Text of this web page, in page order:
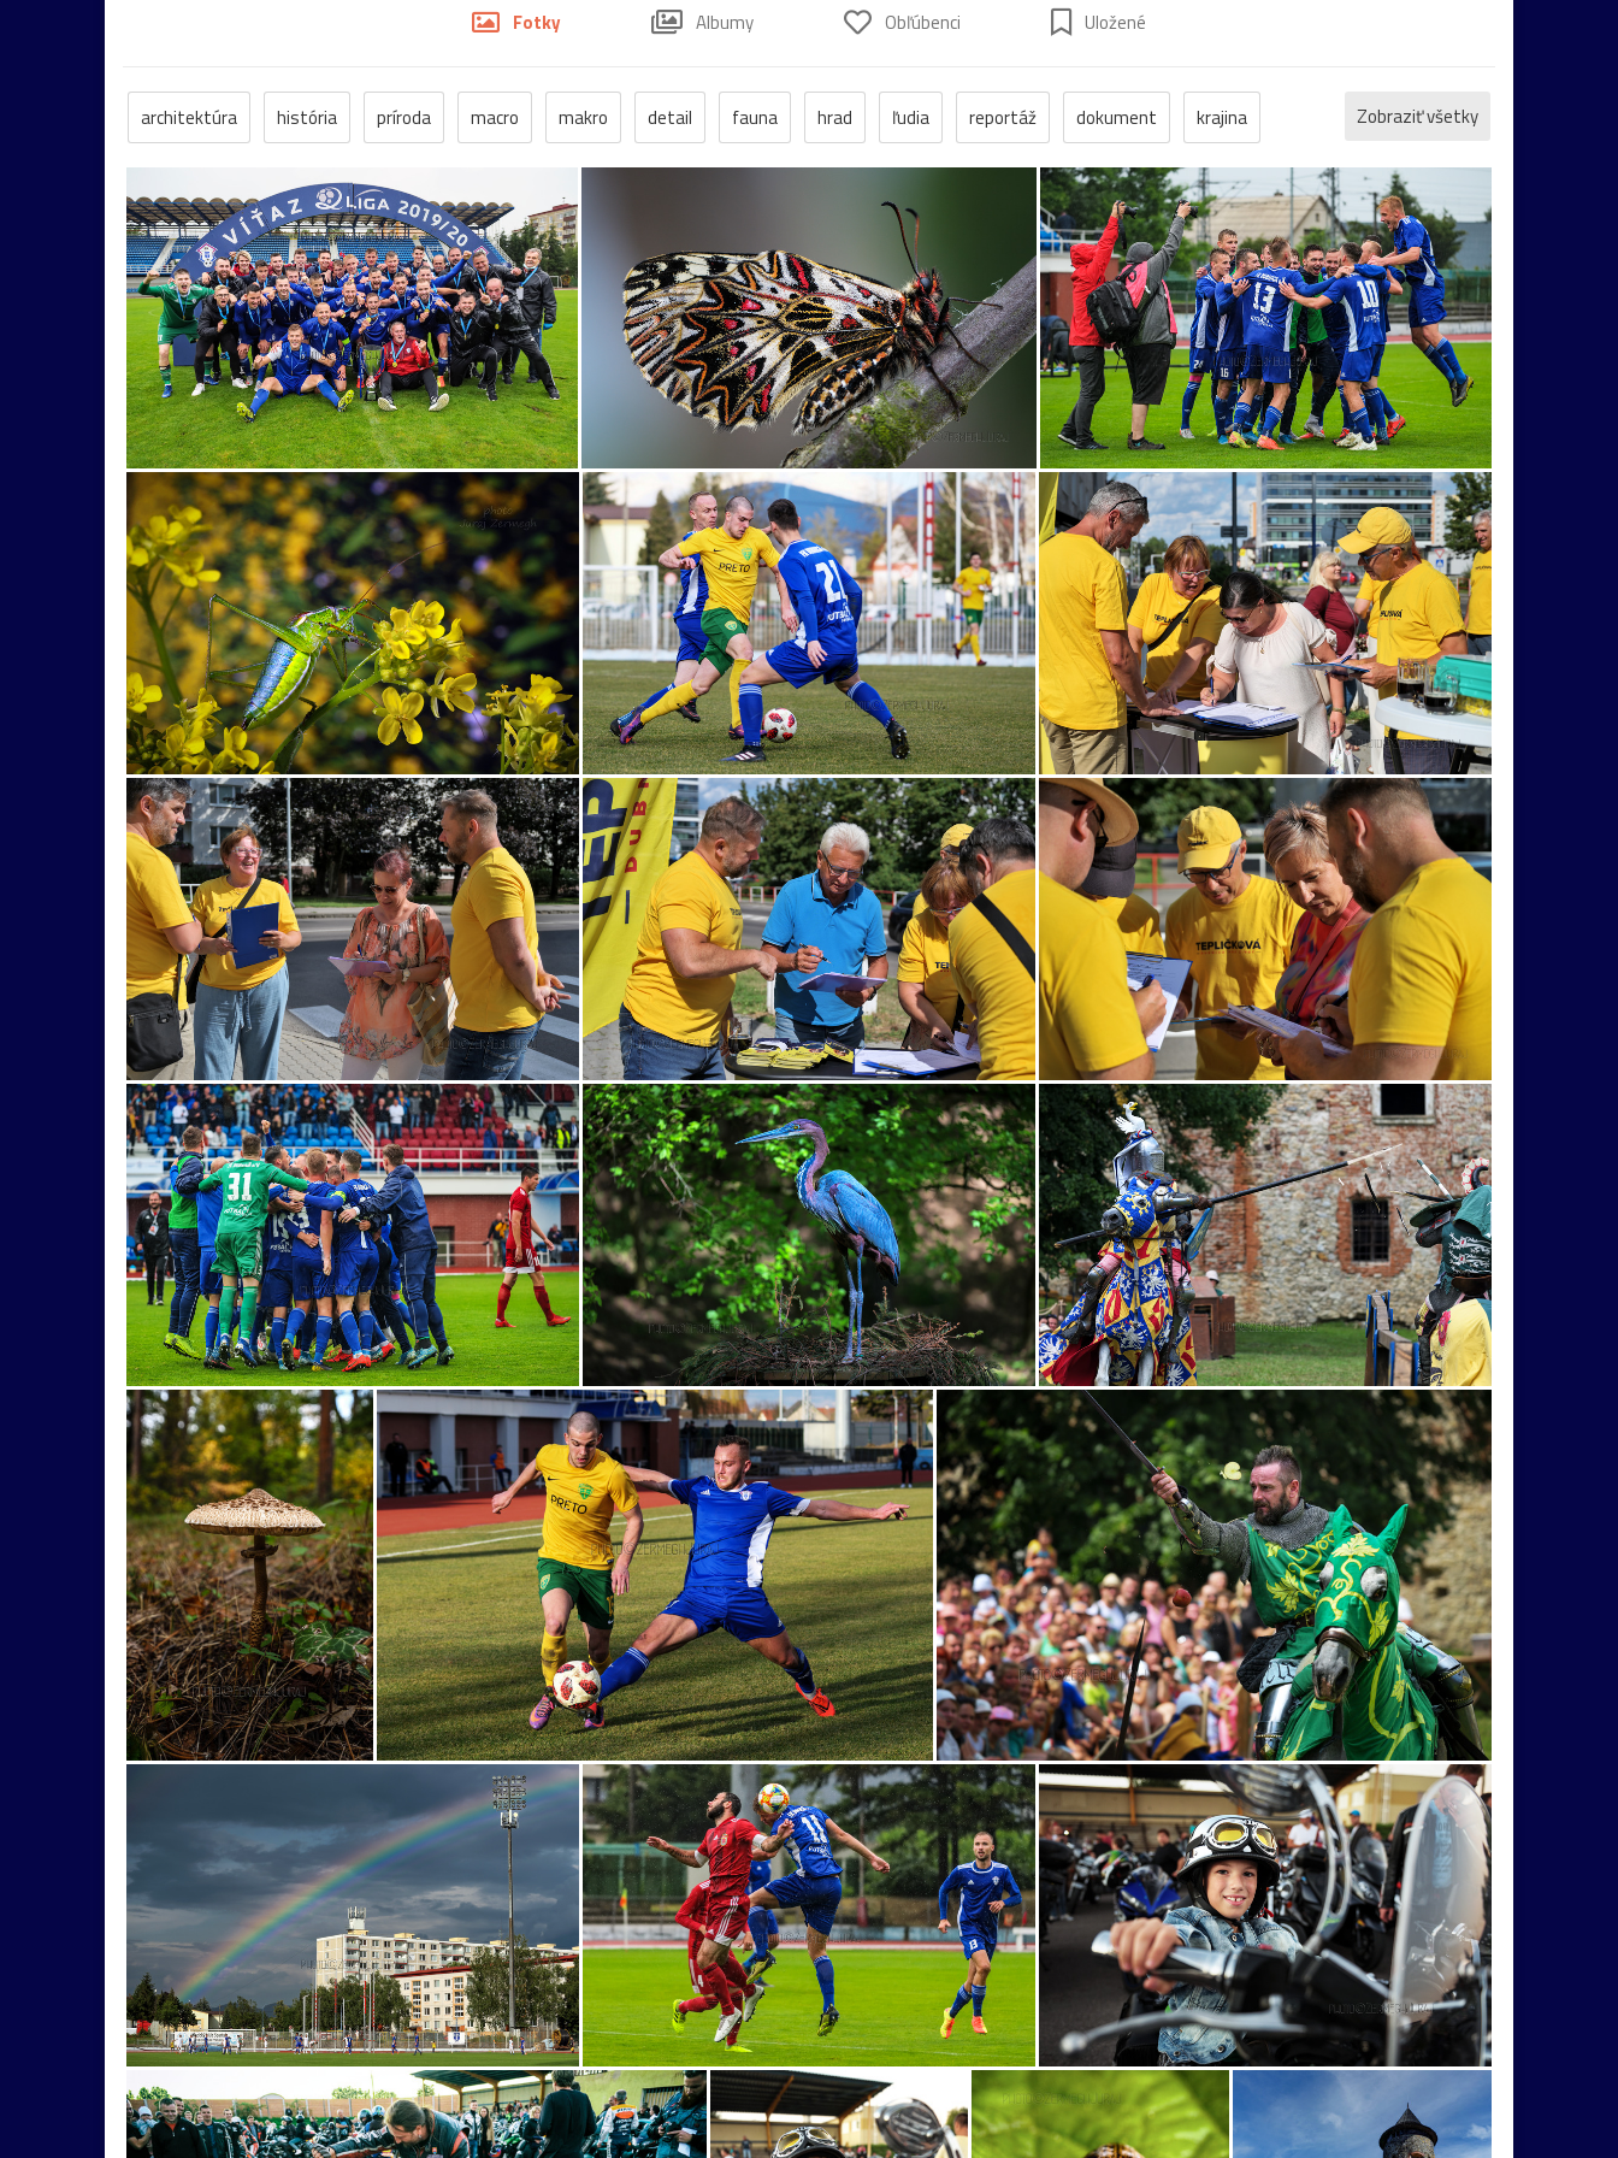
Fotky Albumy Obľúbenci Uložené
Zobraziť všetky
architektúra história príroda macro makro detail fauna hrad ľudia reportáž dokument krajina
človek Trenčín motýľ kostol Banská koncert
krajinka hudba Štiavnica futbal les socha žaba cvak cyklistika dedina
kaštieľ umenie kaplnka Košice žena Bojnice dievča kalvária Nitra vážka folklór kaktus lietava noc portrét
ulica Bazilika jar kostolík kultúra podvečer ropucha Betliar festival námestie Praha street technika večer
výhľad zima Botany Ilava Levoča Butkov drevenice drevo Dubnica_nad_Váhom Hrušov Kvašov Ľubovňa obojživelník
panning preteky Sagan ŠKSlovanBratislava Slovan Slovensko TJSpartakKvašov Topoľčany unesco Vršatec Fiľakovo
Haluzice kameň most tiesňava Trnava Uhrovec vták Beckov Bytča fotografia húsenica kvet Martin múzeum
muzikant oheň politik speváčka spring Váh veža Vlkolínec ZTS 12.storočie Brumov Budatín dom Gladiátor
Gýmeš hory klobúk Kotleba kúpele lietadlo ĽSNS OkoloSlovenska2021 oltár pes rybník šidlo skokan Slavín
Strečno Teplice tradície turistická turistika Vianoce voľby abstrakt auto betlehem Bystrica cesta deti dieťa
drevenica grafika grotta hľadajzmyseltvojejfotografie! hokej Hradčany chlap chlapec KatarínaKnechtová kobylka koncertovka
láska minimal model modlivka Morava oslava pamätník PeterSagan protestujúci rock show sochy spevák strom
tanečnica TrenčianskeTeplice vidlochvost zámok Žilina ZŤSDubnica zviera advent ajfotkabymalamaťzmysel Andrej atmosféra
autocross bezupatlaniavsofte blato Bylnice Čachtice Čičmany cintorín ďakujeme dievčatá Fico Floyd fotkamámaťzmysel
gitarista hasič hmys hudobník jazerá kaktusy karikatúra Kremnica kríž kvety leto lišaj Luhačovice mobil
mobilom modelár Motorka muži nočnáfoto nočnáfotografia nový Oponice Pink pivo počasie pomník potok
Považie prestaňfotiťgýč! priemysel revival Robert robotníci rosnička rozprávka šidielko Skalka skaly sklenník
SlovnaftCup SpartanRace starý štvorec svetlo synagóga Tematín továreň UEFA urban urbex vnocisakvetinkyzlefotia!
výlet vystúpenie zeleň ženy 17.10.2020 1máj ajfotkabymalamaťsvojzmysel analóg atletika atrakcia bager Bachledka
benefícia bicykel Blaha blázonriaditentoštát! Bradlo buk ČervenýKameň corona cyklista cyklomost dáma Dara
Desmod DFF diváci Dobrávoda dôchodca dravec fontána fotoreport glamour gýčovka gymnastika gymnastka haluz
hasiči hora hra hradGýmeš hríb huba chrám chrobák IBO IBOvka industrial inline inlinehokej jazdec jazero
jazierko jedlo katedrála Kmeť kôň koncer koncerovka kopec kováč Kuli labuť labute Lednické lekno letisko
liberáli lopata MaláStrana Mária MarianKotleba medveď medvede mohyla monument moon motorky novýhrad
odbory okno Orava Orlové oslobodenie pamiatka PartizánCUP patrónka Podhradie PodskalskýRoháč polícia politika
PovažskáBystrica práca pracujúci predstavenie prezident Primaciálnypalác púť radnica ráno Revište rezbár robotník
rockandroll Rolins Rovne rybári rytier Saganovci Sklabiňa Slávnica slnko Smolenice snd SNP sokoliarka
štadión Štefánik stĺp stroje stromy štvorboj súboj súťaž Sv.Anna Tatry traktor
Trenčianske turistickáfoto umelec vodopád vojna workshop záhrada Zliechov abstrakcia
ajfotografiabymalamaťsvojzmysel akrobacia akvárium Ala alkohol anakonda Andrássy Andrássyovci anjel arcghitektúra argola
architektúrta archytektúra artchitektúra automobilizmus automotiv bagrovisko Bachledova Bachledovadolina bajkerka
bámestie baňa bankomat Baránek Barbakan bark barlolamač Baroš Baross basa Beckovskýdrak Beckovskýhrad
bedla Beľuša bicykle Blanár bocian boh bojovníčka Bolešov BoraHansgrohe Botanypark Božia brada bradlá